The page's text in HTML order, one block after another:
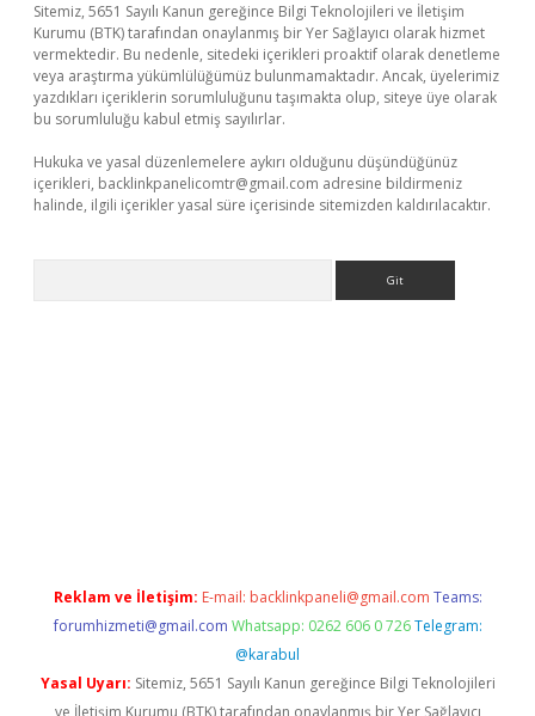
Sitemiz, 5651 Sayılı Kanun gereğince Bilgi Teknolojileri ve İletişim
Kurumu (BTK) tarafından onaylanmış bir Yer Sağlayıcı olarak hizmet
vermektedir. Bu nedenle, sitedeki içerikleri proaktif olarak denetleme
veya araştırma yükümlülüğümüz bulunmamaktadır. Ancak, üyelerimiz
yazdıkları içeriklerin sorumluluğunu taşımakta olup, siteye üye olarak
bu sorumluluğu kabul etmiş sayılırlar.
Hukuka ve yasal düzenlemelere aykırı olduğunu düşündüğünüz
içerikleri, backlinkpanelicomtr@gmail.com adresine bildirmeniz
halinde, ilgili içerikler yasal süre içerisinde sitemizden kaldırılacaktır.
Reklam ve İletişim: E-mail: backlinkpaneli@gmail.com Teams:
forumhizmeti@gmail.com Whatsapp: 0262 606 0 726 Telegram:
@karabul
Yasal Uyarı: Sitemiz, 5651 Sayılı Kanun gereğince Bilgi Teknolojileri
ve İletişim Kurumu (BTK) tarafından onaylanmış bir Yer Sağlayıcı